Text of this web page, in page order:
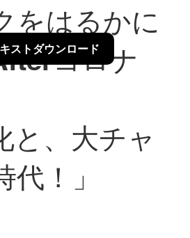
をはるかに
コロナ
と、大チャ
代！」
ストダウンロード